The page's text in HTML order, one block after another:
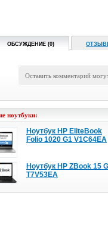
ОБСУЖДЕНИЕ (0)
Оставить комментарий
ноутбуки:
Ноутбук HP EliteBook
Folio 1020 G1 V1C64EA
Ноутбук HP ZBook 15
T7V53EA